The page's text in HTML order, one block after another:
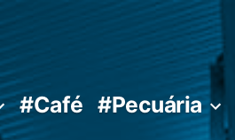
#Café #Pecuária